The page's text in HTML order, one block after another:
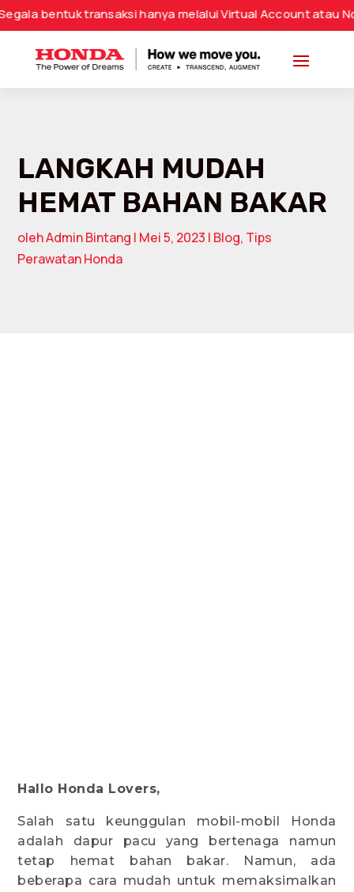
transaksi hanya melalui Virtual Account atau Nomor
LANGKAH MUDAH
HEMAT BAHAN BAKAR
olehAdmin Bintang | Mei 5, 2023 | Blog, Tips
Perawatan Honda
Hallo Honda Lovers,
Salah satu keunggulan mobil-mobil Honda
adalah dapur pacu yang bertenaga namun
tetap hemat bahan bakar. Namun, ada
beberapa cara mudah untuk memaksimalkan